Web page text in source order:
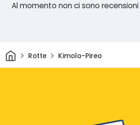
Al momento non ci sono
CasaRotte Kimolo-Pireo